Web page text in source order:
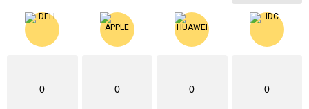
0 0 0 0